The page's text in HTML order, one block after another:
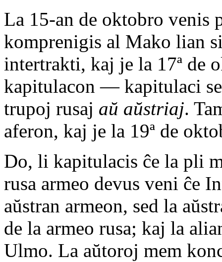
La 15-an de oktobro venis
komprenigis al Mako lian
intertrakti, kaj je la 17ª de
kapitulacon — kapitulaci
trupoj rusaj aŭ aŭstriaj.
aferon, kaj je la 19ª de
Do, li kapitulacis ĉe la pli
rusa armeo devus veni ĉe
aŭstran armeon, sed la
de la armeo rusa; kaj la
Ulmo. La aŭtoroj mem